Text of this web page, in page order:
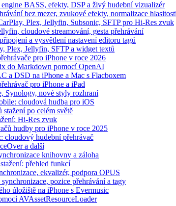
BASS, efekty, DSP a živý hudební vizualizér
bez mezer, zvukové efekty, normalizace
Plex, Jellyfin, Subsonic, SFTP pro Hi-Res zvuk
cloudové streamování, gesta přehrávání
a vysvětlení nastavení editoru tagů
Plex, Jellyfin, SFTP a widget textů
pro iPhone v roce 2026
do Markdown pomocí OpenAI
a DSD na iPhone a Mac s Flacboxem
pro iPhone a iPad
Synology, nové styly rozhraní
cloudová hudba pro iOS
po celém světě
Hi-Res zvuk
hudby pro iPhone v roce 2025
cloudový hudební přehrávač
a další
knihovny a záloha
přehled funkcí
ekvalizér, podpora OPUS
pozice přehrávání a tagy
úložiště na iPhone s Evermusic
AVAssetResourceLoader